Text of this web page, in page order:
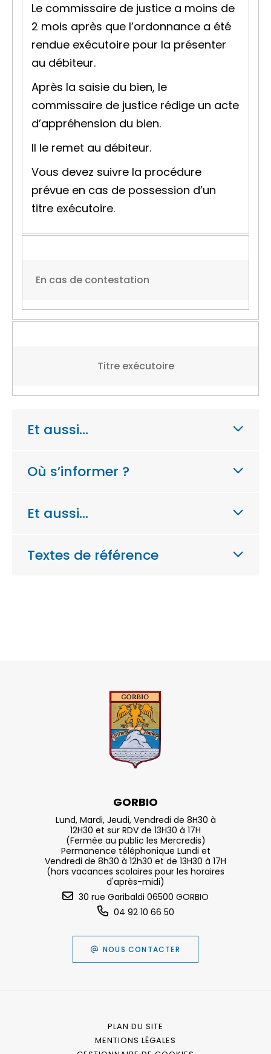
Le commissaire de justice a moins de
2 mois après que l’ordonnance a été
rendue exécutoire pour la présenter
au débiteur.
Après la saisie du bien, le
commissaire de justice rédige un acte
d’appréhension du bien.
Il le remet au débiteur.
Vous devez suivre la procédure
prévue en cas de possession d’un
titre exécutoire.
En cas de contestation
Titre exécutoire
Et aussi…
Où s’informer ?
Et aussi…
Textes de référence
GORBIO
Lund, Mardi, Jeudi, Vendredi de 8H30 à
12H30 et sur RDV de 13H30 à 17H
(Fermée au public les Mercredis)
Permanence téléphonique Lundi et
Vendredi de 8h30 à 12h30 et de 13H30 à 17H
(hors vacances scolaires pour les horaires
d'après-midi)
30 rue Garibaldi 06500 GORBIO
04 92 10 66 50
NOUS CONTACTER
PLAN DU SITE
MENTIONS LÉGALES